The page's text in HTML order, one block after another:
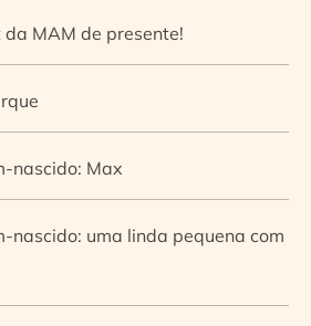
MAM de presente!
nascido: Max
nascido: uma linda pequena com